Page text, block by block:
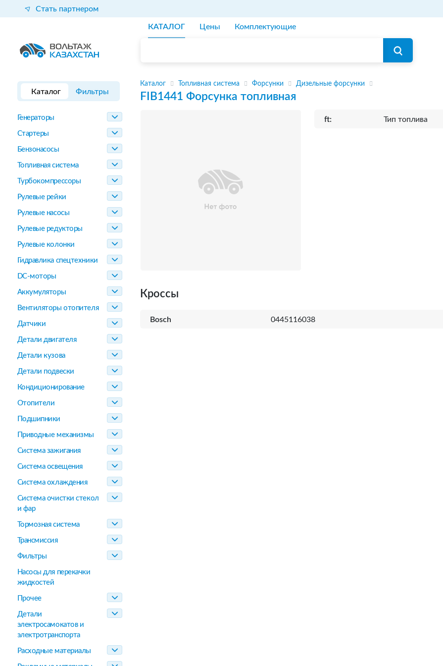
Стать партнером
КАТАЛОГ Цены Комплектующие
Каталог Фильтры
Генераторы
Стартеры
Бензонасосы
Топливная система
Турбокомпрессоры
Рулевые рейки
Рулевые насосы
Рулевые редукторы
Рулевые колонки
Гидравлика спецтехники
DC-моторы
Аккумуляторы
Вентиляторы отопителя
Датчики
Детали двигателя
Детали кузова
Детали подвески
Кондиционирование
Отопители
Подшипники
Приводные механизмы
Система зажигания
Система освещения
Система охлаждения
Система очистки стекол
и фар
Тормозная система
Трансмиссия
Фильтры
Насосы для перекачки
жидкостей
Прочее
Детали
электросамокатов и
электротранспорта
Расходные материалы
Каталог Топливная система Форсунки Дизельные форсунки
FIB1441 Форсунка топливная
ft: Тип топлива
Кроссы
Bosch 0445116038